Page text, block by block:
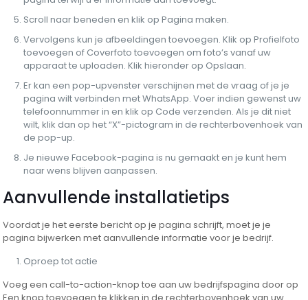
Scroll naar beneden en klik op Pagina maken.
Vervolgens kun je afbeeldingen toevoegen. Klik op Profielfoto
toevoegen of Coverfoto toevoegen om foto’s vanaf uw
apparaat te uploaden. Klik hieronder op Opslaan.
Er kan een pop-upvenster verschijnen met de vraag of je je
pagina wilt verbinden met WhatsApp. Voer indien gewenst uw
telefoonnummer in en klik op Code verzenden. Als je dit niet
wilt, klik dan op het “X”-pictogram in de rechterbovenhoek van
de pop-up.
Je nieuwe Facebook-pagina is nu gemaakt en je kunt hem
naar wens blijven aanpassen.
Aanvullende installatietips
Voordat je het eerste bericht op je pagina schrijft, moet je je
pagina bijwerken met aanvullende informatie voor je bedrijf.
Oproep tot actie
Voeg een call-to-action-knop toe aan uw bedrijfspagina door op